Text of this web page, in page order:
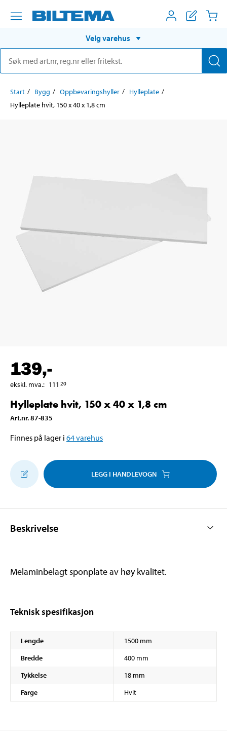
Velg varehus
Start Bygg Oppbevaringshyller
Hylleplate
Hylleplate hvit, 150 x 40 x 1,8 cm
139,-
ekskl. mva.: 111 20
Hylleplate hvit, 150 x 40 x 1,8 cm
Art.nr.87-835
Finnes på lager i 64varehus
LEGG I HANDLEVOGN
Beskrivelse
Melaminbelagt sponplate av høy kvalitet.
Teknisk spesifikasjon
Lengde
1500 mm
Bredde
400 mm
Tykkelse
18 mm
Farge
Hvit